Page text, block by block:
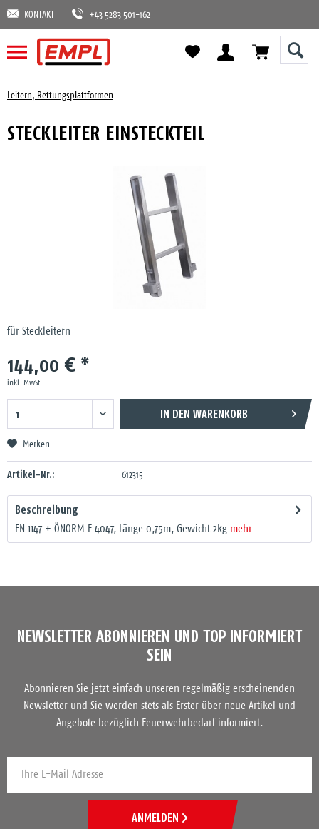
KONTAKT +43 5283 501-162
Leitern, Rettungsplattformen
STECKLEITER EINSTECKTEIL
für Steckleitern
144,00 € *
inkl. MwSt.
IN DEN WARENKORB
Merken
Artikel-Nr.: 612315
Beschreibung
EN 1147 + ÖNORM F 4047, Länge 0,75m, Gewicht 2kg mehr
NEWSLETTER ABONNIEREN UND TOP INFORMIERT
SEIN
Abonnieren Sie jetzt einfach unseren regelmäßig erscheinenden
Newsletter und Sie werden stets als Erster über neue Artikel und
Angebote bezüglich Feuerwehrbedarf informiert.
ANMELDEN